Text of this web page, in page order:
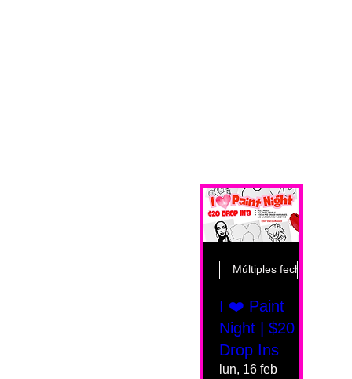
Múltiples fechas
I ❤️ Paint
Night | $20
Drop Ins
lun, 16 feb